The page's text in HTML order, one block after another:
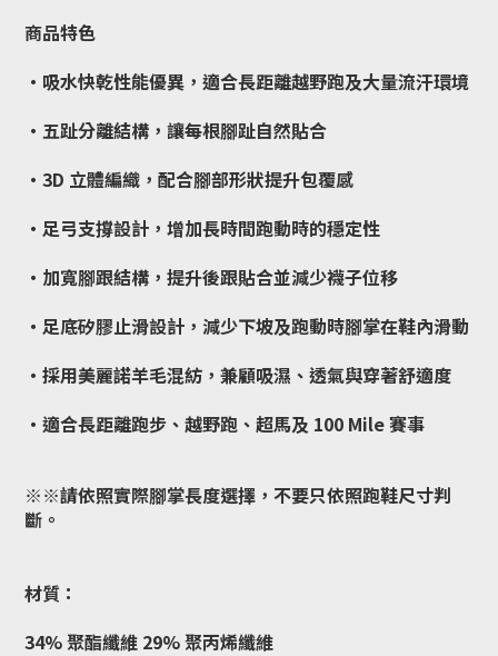
商品特色
・吸水快乾性能優異，適合長距離越野跑及大量流汗環境
・五趾分離結構，讓每根腳趾自然貼合
・3D 立體編織，配合腳部形狀提升包覆感
・足弓支撐設計，增加長時間跑動時的穩定性
・加寬腳跟結構，提升後跟貼合並減少襪子位移
・足底矽膠止滑設計，減少下坡及跑動時腳掌在鞋內滑動
・採用美麗諾羊毛混紡，兼顧吸濕、透氣與穿著舒適度
・適合長距離跑步、越野跑、超馬及 100 Mile 賽事
※※請依照實際腳掌長度選擇，不要只依照跑鞋尺寸判
斷。
材質：
34% 聚酯纖維 29% 聚丙烯纖維